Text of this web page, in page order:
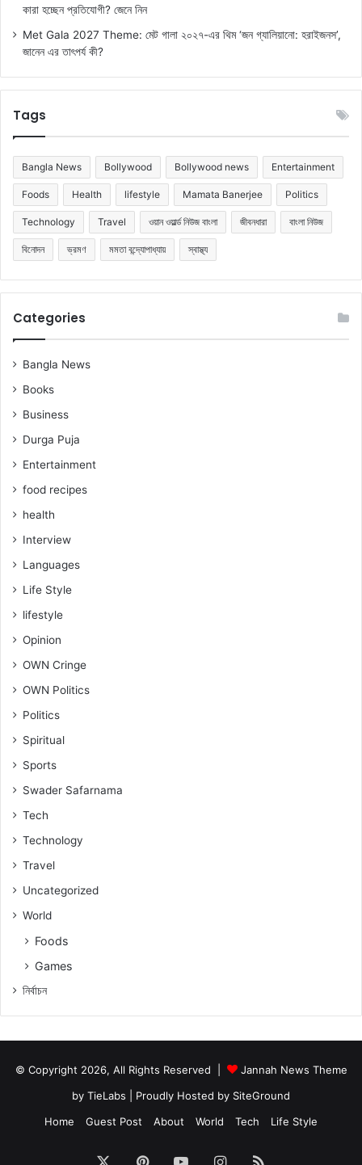
কারা হচ্ছেন প্রতিযোগী? জেনে নিন
Met Gala 2027 Theme: মেট গালা ২০২৭-এর থিম ‘জন গ্যালিয়ানো: হরাইজনস’,
জানেন এর তাৎপর্য কী?
Tags
Bangla News Bollywood Bollywood news Entertainment
Foods Health lifestyle Mamata Banerjee Politics
Technology Travel ওয়ান ওয়ার্ল্ড নিউজ বাংলা জীবনধারা বাংলা নিউজ
বিনোদন ভ্রমণ মমতা বন্দ্যোপাধ্যায় স্বাস্থ্য
Categories
Bangla News
Books
Business
Durga Puja
Entertainment
food recipes
health
Interview
Languages
Life Style
lifestyle
Opinion
OWN Cringe
OWN Politics
Politics
Spiritual
Sports
Swader Safarnama
Tech
Technology
Travel
Uncategorized
World
Foods
Games
নিৰ্বাচন
© Copyright 2026, All Rights Reserved |
Jannah News Theme
by TieLabs | Proudly Hosted by SiteGround
Home
Guest Post About World Tech Life Style
PinterestYouTubeInstagram